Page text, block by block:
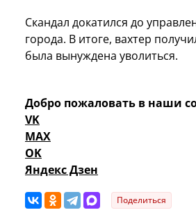
Скандал докатился до
города. В итоге, вахтер
была вынуждена уволиться.
Добро пожаловать в наши
VK
MAX
OK
Яндекс Дзен
Поделиться